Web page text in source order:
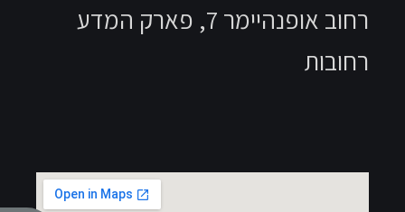
רחוב אופנהיימר 7, פארק המדע
רחובות